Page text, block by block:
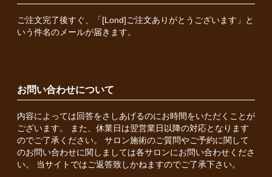
ご注文完了後すぐ、「[Lond]ご注文ありがとうございます」と
いう件名のメールが届きます。
お問い合わせについて
内容によっては回答をさしあげるのにお時間をいただくことが
ございます。 また、休業日は翌営業日以降の対応となります
のでご了承ください。 サロン施術のご質問やご予約に関して
のお問い合わせに関しましては各サロンにお問い合わせくださ
い。 当サイトではご返答致しかねますのでご了承下さい。